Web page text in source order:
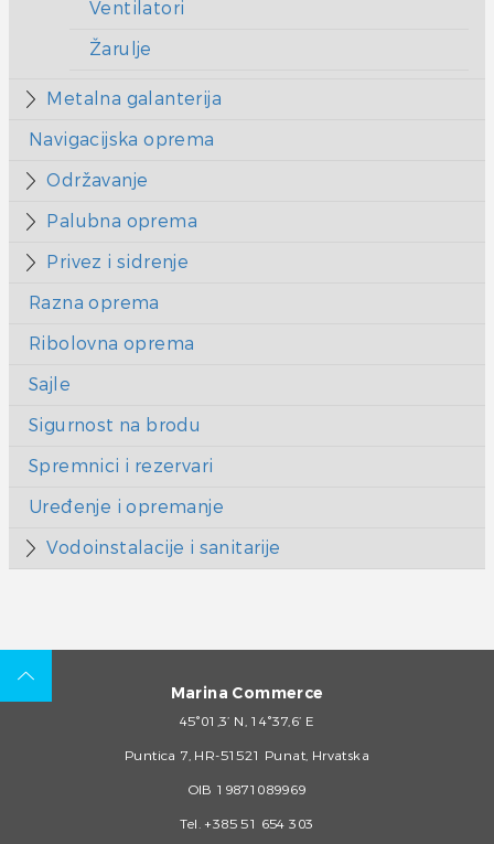
Ventilatori
Žarulje
Metalna galanterija
Navigacijska oprema
Održavanje
Palubna oprema
Privez i sidrenje
Razna oprema
Ribolovna oprema
Sajle
Sigurnost na brodu
Spremnici i rezervari
Uređenje i opremanje
Vodoinstalacije i sanitarije
Marina Commerce
45°01,3’ N, 14°37,6’ E
Puntica 7, HR-51521 Punat, Hrvatska
OIB 19871089969
Tel. +385 51 654 303